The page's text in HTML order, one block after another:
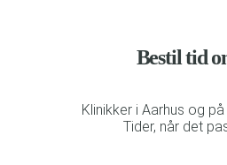
Bestil tid
Klinikker i Aarhus og
Tider, når det